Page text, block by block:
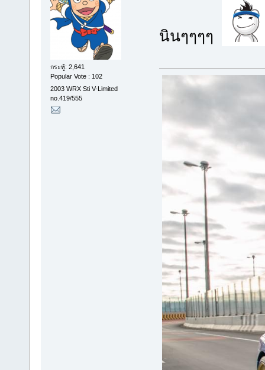
กระทู้: 2,641
Popular Vote : 102
2003 WRX Sti V-Limited
no.419/555
นินๆๆๆๆ